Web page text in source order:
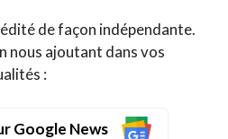
de façon indépendante.
nous ajoutant dans vos
:
Google News